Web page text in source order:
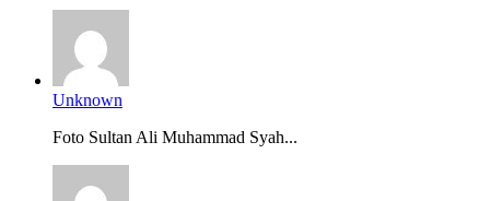
Unknown
Foto Sultan Ali Muhammad Syah...